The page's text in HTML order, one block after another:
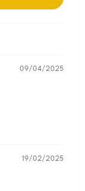
09/04/2025
19/02/2025